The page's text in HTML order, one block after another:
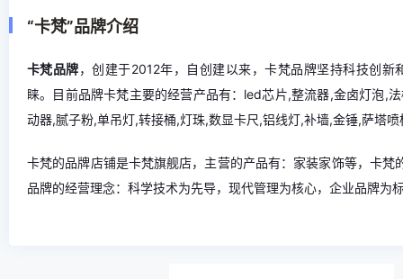
“卡梵”品牌介绍
卡梵品牌，创建于2012年，自创建以来，卡梵品牌坚持科技创
睐。目前品牌卡梵主要的经营产品有：led芯片,整流器,金卤灯泡,
动器,腻子粉,单吊灯,转接桶,灯珠,数显卡尺,铝线灯,补墙,金锤,萨塔喷
卡梵的品牌店铺是卡梵旗舰店，主营的产品有：家装家饰等，卡
品牌的经营理念：科学技术为先导，现代管理为核心，企业品牌为